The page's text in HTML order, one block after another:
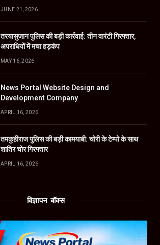
JUNE 21, 2026
तरयासुजान पुलिस की बड़ी कार्रवाई: तीन वारंटी गिरफ्तार,
अपराधियों में मचा हड़कंप
MAY 16, 2026
News Portal Website Design and
Development Company
APRIL 16, 2026
तमकुहीराज पुलिस की बड़ी कामयाबी: चोरी के टेम्पो के साथ
शातिर चोर गिरफ्तार
APRIL 16, 2026
विज्ञापन बॉक्स